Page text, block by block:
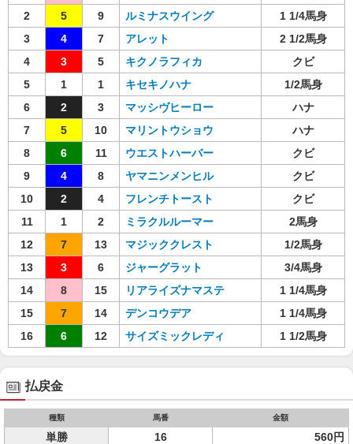
2
5 9 ルミナスウイング
1 1/4馬身
3
4 7 アレット
2 1/2馬身
4
3 5 キクノラフィカ
クビ
5
1 1 キセキノハナ
1/2馬身
6
2 3 マッシヴヒーロー
ハナ
7
5 10 マリントウショウ
ハナ
8
6 11 ウエストハーバー
クビ
9
4 8 ヤマニンメンヒル
クビ
10
2 4 フレンチトースト
クビ
11
1 2 ミラクルルーマー
2馬身
12
7 13 マジッククレスト
1/2馬身
13
3 6 ジャーグラット
3/4馬身
14
8 15 リアライズナマステ
1 1/4馬身
15
7 14 デンコウデア
1 1/4馬身
16
6 12 サイズミックレディ 1 1/2馬身
払戻金
種類 馬番 金額
単勝 16 560円